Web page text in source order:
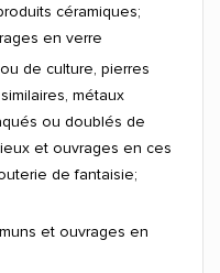
céramiques;
en verre
de culture, pierres
métaux
ou doublés de
et ouvrages en ces
de fantaisie;
et ouvrages en